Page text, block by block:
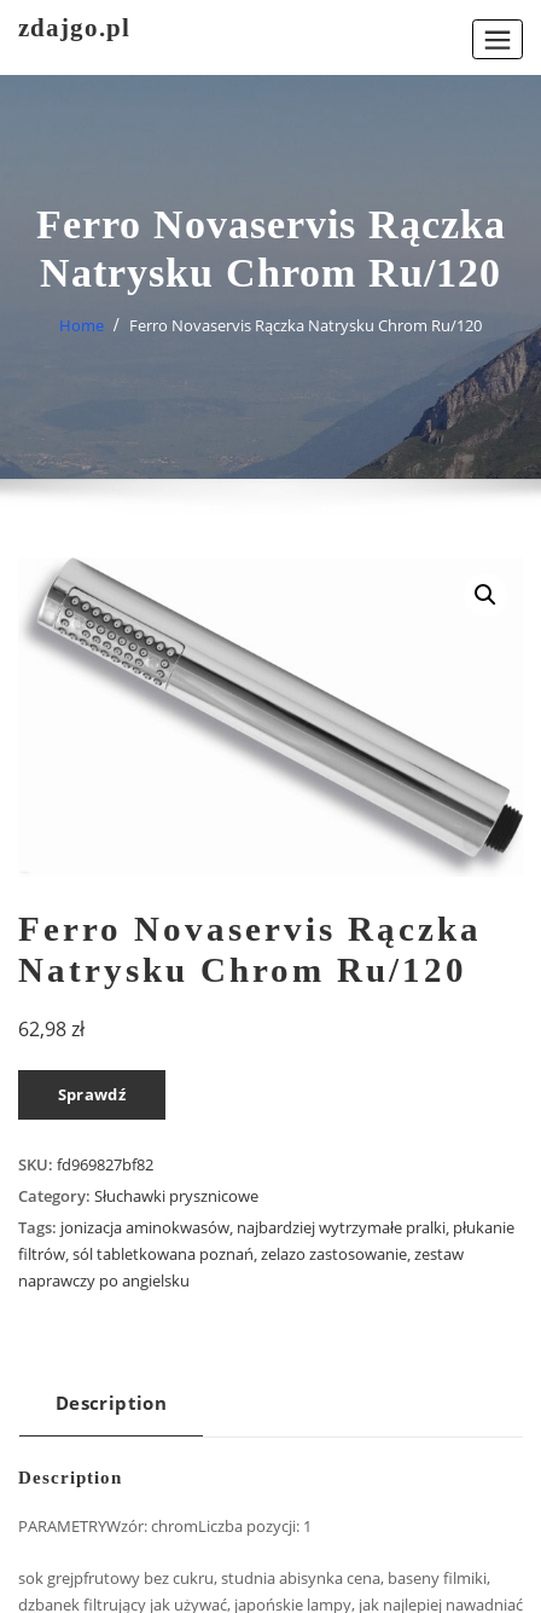
zdajgo.pl
Ferro Novaservis Rączka
Natrysku Chrom Ru/120
Home Ferro Novaservis Rączka Natrysku Chrom Ru/120
Ferro Novaservis Rączka
Natrysku Chrom Ru/120
62,98zł
Sprawdź
SKU: fd969827bf82
Category: Słuchawki prysznicowe
Tags: jonizacja aminokwasów, najbardziej wytrzymałe pralki, płukanie
filtrów,sól tabletkowana poznań,zelazo zastosowanie,zestaw
naprawczy po angielsku
Description
Description
PARAMETRYWzór: chromLiczba pozycji: 1
sok grejpfrutowy bez cukru, studnia abisynka cena, baseny filmiki,
dzbanek filtrujący jak używać, japońskie lampy, jak najlepiej nawadniać